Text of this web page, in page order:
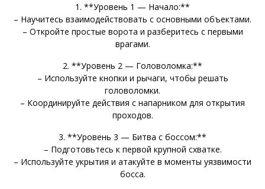
1. **Уровень 1 — Начало:**
– Научитесь взаимодействовать с основными объектами.
– Откройте простые ворота и разберитесь с первыми
врагами.
2. **Уровень 2 — Головоломка:**
– Используйте кнопки и рычаги, чтобы решать
головоломки.
– Координируйте действия с напарником для открытия
проходов.
3. **Уровень 3 — Битва с боссом:**
– Подготовьтесь к первой крупной схватке.
– Используйте укрытия и атакуйте в моменты уязвимости
босса.